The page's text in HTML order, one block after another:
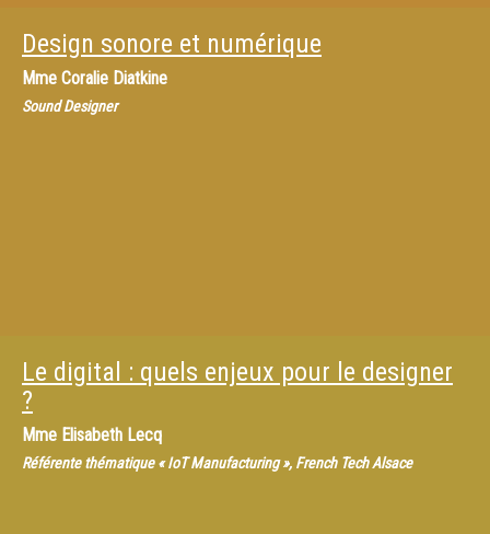
Design sonore et numérique
Mme Coralie Diatkine
Sound Designer
Le digital : quels enjeux pour le designer
?
Mme Elisabeth Lecq
Référente thématique « IoT Manufacturing », French Tech Alsace